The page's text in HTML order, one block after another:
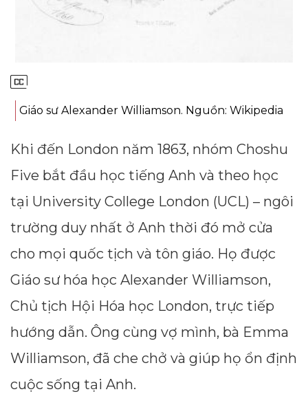
Giáo sư Alexander Williamson. Nguồn: Wikipedia
Khi đến London năm 1863, nhóm Choshu
Five bắt đầu học tiếng Anh và theo học
tại University College London (UCL) – ngôi
trường duy nhất ở Anh thời đó mở cửa
cho mọi quốc tịch và tôn giáo. Họ được
Giáo sư hóa học Alexander Williamson,
Chủ tịch Hội Hóa học London, trực tiếp
hướng dẫn. Ông cùng vợ mình, bà Emma
Williamson, đã che chở và giúp họ ổn định
cuộc sống tại Anh.
--
Impressions